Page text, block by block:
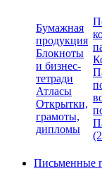
Бумажная
продукция
Блокноты
и бизнес-
тетради
Атласы
Открытки,
грамоты,
дипломы
Письменные